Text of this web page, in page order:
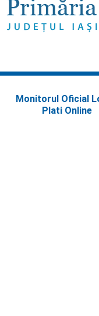
Monitorul Oficial
Plati Online